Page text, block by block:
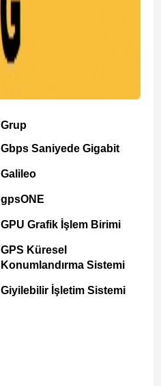
Grup
Gbps Saniyede Gigabit
Galileo
gpsONE
GPU Grafik İşlem Birimi
GPS Küresel
Konumlandırma Sistemi
Giyilebilir İşletim Sistemi